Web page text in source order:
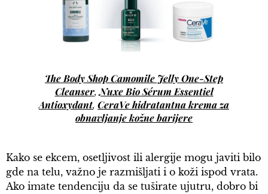
The Body Shop Camomile Jelly One-Step
Cleanser,Nuxe Bio Sérum Essentiel
Antioxydant, CeraVe hidratantna krema za
obnavljanje kožne barijere
Kako se ekcem, osetljivost ili alergije mogu javiti bilo
gde na telu, važno je razmišljati i o koži ispod vrata.
Ako imate tendenciju da se tuširate ujutru, dobro bi